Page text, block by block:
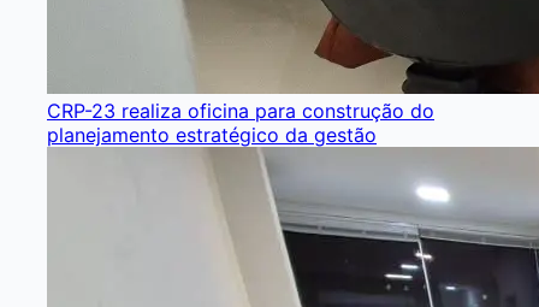
CRP-23 realiza oficina para construção do
planejamento estratégico da gestão